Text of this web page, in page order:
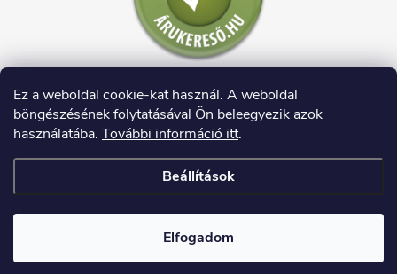
Ez a weboldal cookie-kat használ. A weboldal
böngészésének folytatásával Ön beleegyezik azok
használatába. További információ itt.
Beállítások
Elfogadom
Shoptet készítette
Copyright 2026HAUSDECO.HU. Minden jog fenntartva.